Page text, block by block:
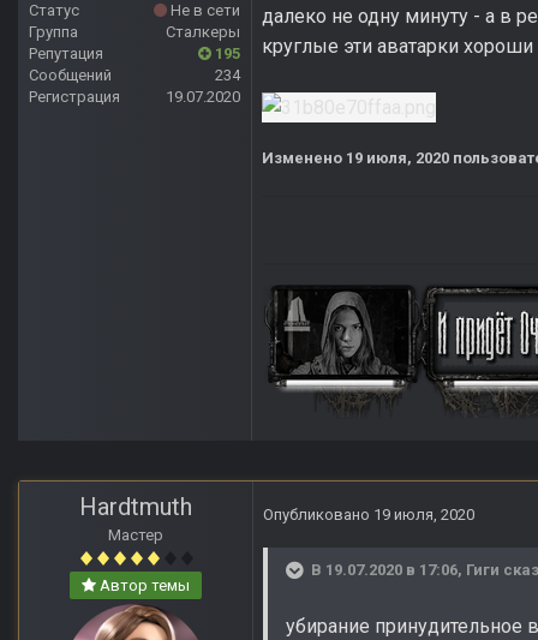
Статус
Не в сети
Группа
Сталкеры
Репутация
195
Сообщений
234
Регистрация
19.07.2020
далеко не одну минуту - а в
круглые эти аватарки
Изменено 19 июля, 2020
Hardtmuth
Мастер
Автор темы
Опубликовано 19 июля, 2020
В 19.07.2020 в 17:06, Гиги
убирание принудительное